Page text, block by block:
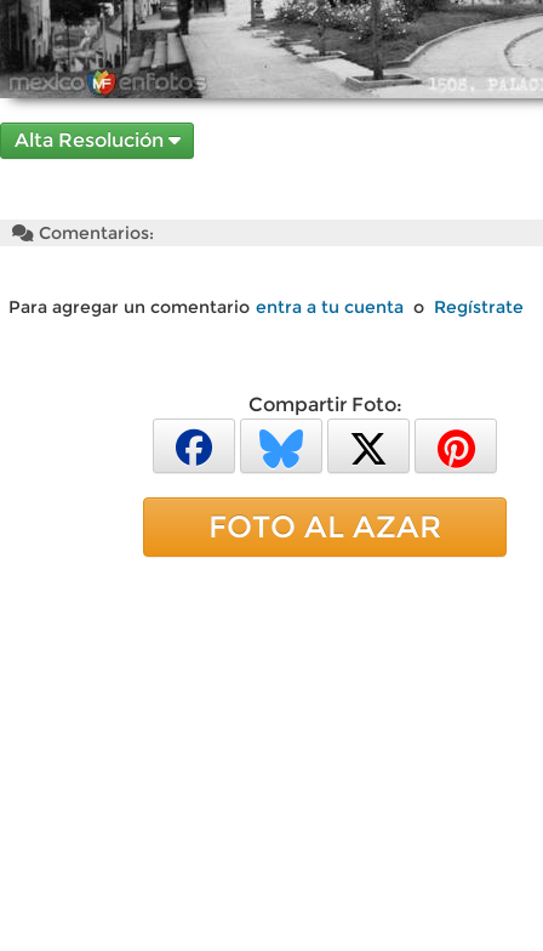
Alta Resolución
Comentarios:
Para agregar un comentario entra a tu cuenta o Regístrate
Compartir Foto:
FOTO AL AZAR